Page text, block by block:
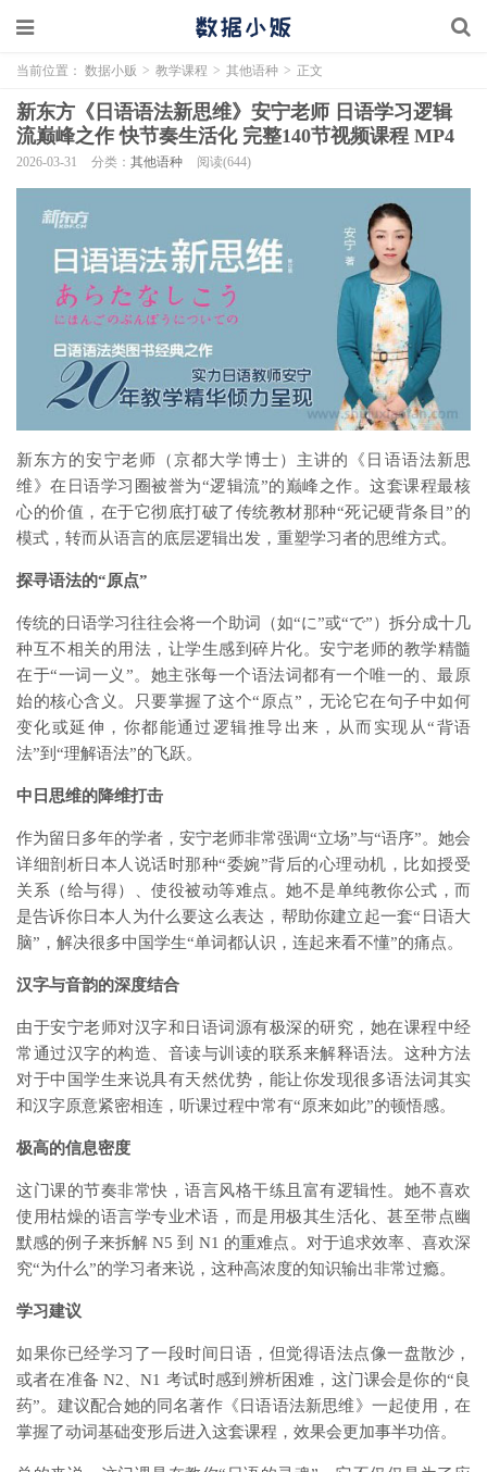
当前位置： 数据小贩 > 教学课程 > 其他语种 > 正文
新东方《日语语法新思维》安宁老师 日语学习逻辑
流巅峰之作 快节奏生活化 完整140节视频课程 MP4
2026-03-31 分类： 其他语种 阅读(644)
新东方的安宁老师（京都大学博士）主讲的《日语语法新思
维》在日语学习圈被誉为“逻辑流”的巅峰之作。这套课程最核
心的价值，在于它彻底打破了传统教材那种“死记硬背条目”的
模式，转而从语言的底层逻辑出发，重塑学习者的思维方式。
探寻语法的“原点”
传统的日语学习往往会将一个助词（如“に”或“で”）拆分成十几
种互不相关的用法，让学生感到碎片化。安宁老师的教学精髓
在于“一词一义”。她主张每一个语法词都有一个唯一的、最原
始的核心含义。只要掌握了这个“原点”，无论它在句子中如何
变化或延伸，你都能通过逻辑推导出来，从而实现从“背语
法”到“理解语法”的飞跃。
中日思维的降维打击
作为留日多年的学者，安宁老师非常强调“立场”与“语序”。她会
详细剖析日本人说话时那种“委婉”背后的心理动机，比如授受
关系（给与得）、使役被动等难点。她不是单纯教你公式，而
是告诉你日本人为什么要这么表达，帮助你建立起一套“日语大
脑”，解决很多中国学生“单词都认识，连起来看不懂”的痛点。
汉字与音韵的深度结合
由于安宁老师对汉字和日语词源有极深的研究，她在课程中经
常通过汉字的构造、音读与训读的联系来解释语法。这种方法
对于中国学生来说具有天然优势，能让你发现很多语法词其实
和汉字原意紧密相连，听课过程中常有“原来如此”的顿悟感。
极高的信息密度
这门课的节奏非常快，语言风格干练且富有逻辑性。她不喜欢
使用枯燥的语言学专业术语，而是用极其生活化、甚至带点幽
默感的例子来拆解 N5 到 N1 的重难点。对于追求效率、喜欢深
究“为什么”的学习者来说，这种高浓度的知识输出非常过瘾。
学习建议
如果你已经学习了一段时间日语，但觉得语法点像一盘散沙，
或者在准备 N2、N1 考试时感到辨析困难，这门课会是你的“良
药”。建议配合她的同名著作《日语语法新思维》一起使用，在
掌握了动词基础变形后进入这套课程，效果会更加事半功倍。